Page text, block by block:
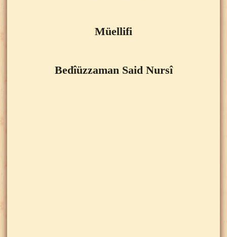
Müellifi
Bedîüzzaman Said Nursî